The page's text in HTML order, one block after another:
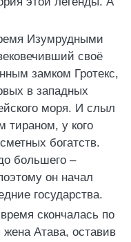
Изумрудными
своё
замком Гротекс,
в западных
моря. И слыл
у кого
богатств.
большего –
он начал
государства.
скончалась по
жена Атава, оставив